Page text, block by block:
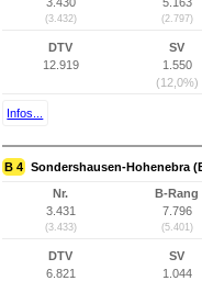
(3.432) (2.797)
DTV
12.919
SV
1.550
(12,0%)
Infos...
B 4 Sondershausen-Hohenebra
Nr.
3.431
(3.433)
B-Rang
7.796
(5.401)
DTV
6.821
SV
1.044